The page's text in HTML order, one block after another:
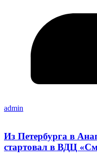
admin
Из Петербурга в
стартовал в ВДЦ